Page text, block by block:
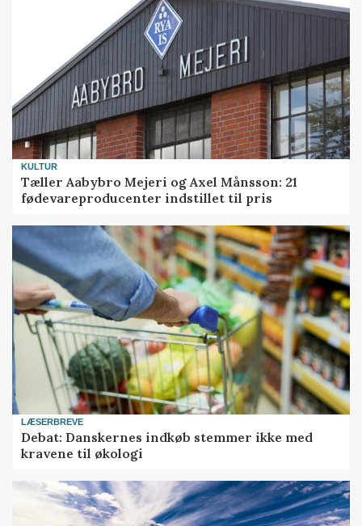
KULTUR
Tæller Aabybro Mejeri og Axel Månsson: 21
fødevareproducenter indstillet til pris
LÆSERBREVE
Debat: Danskernes indkøb stemmer ikke med
kravene til økologi